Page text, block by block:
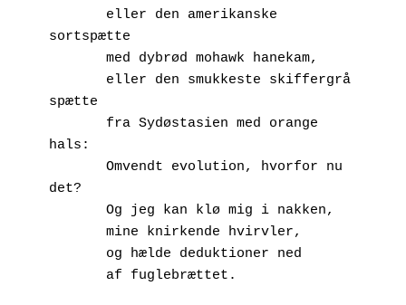
sortspætte
       med dybrød mohawk hanekam,
spætte
hals:
det?
       Og jeg kan klø mig i nakken,
       mine knirkende hvirvler,
       og hælde deduktioner ned
       af fuglebrættet.